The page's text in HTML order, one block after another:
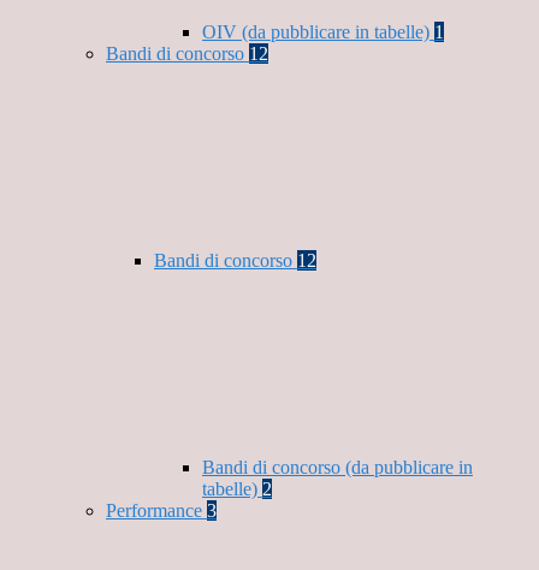
OIV (da pubblicare in tabelle) 1
Bandi di concorso 12
Bandi di concorso 12
Bandi di concorso (da pubblicare in
tabelle) 2
Performance 3